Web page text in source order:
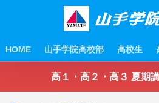
HOME 山手学院高校部 高校生
高１・高２・高３ 夏期